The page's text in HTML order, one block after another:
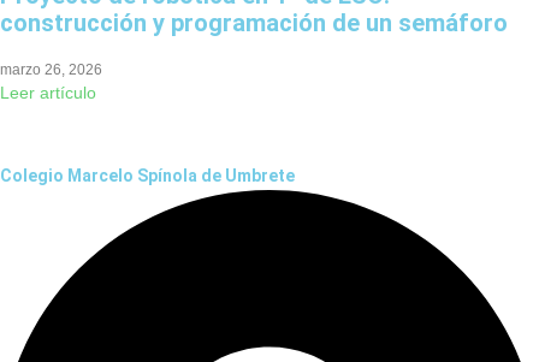
construcción y programación de un semáforo
marzo 26, 2026
Leer artículo
Colegio Marcelo Spínola de Umbrete